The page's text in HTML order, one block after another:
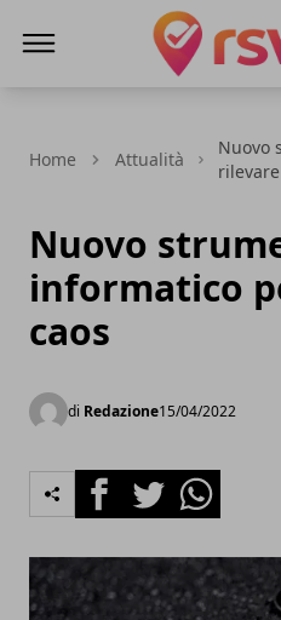
Home Attualità
Nuovo
Nuovo
informatico
caos
di Redazione15/04/2022
FacebookTwitterWhatsapp